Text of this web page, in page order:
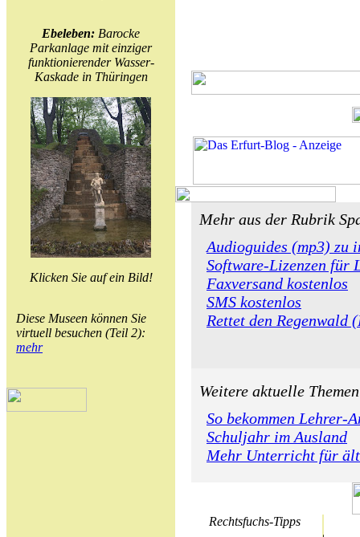
Ebeleben: Barocke
Parkanlage mit einziger
funktionierender Wasser-
Kaskade in Thüringen
Klicken Sie auf ein Bild!
Diese Museen können Sie
virtuell besuchen (Teil 2):
mehr
Mehr aus der Rubrik
Audioguides (mp3) zu
Software-Lizenzen für
Faxversand kostenlos
SMS kostenlos
Rettet den Regenwald
Weitere aktuelle
So bekommen Lehrer-
Schuljahr im Ausland
Mehr Unterricht für
Rechtsfuchs-Tipps